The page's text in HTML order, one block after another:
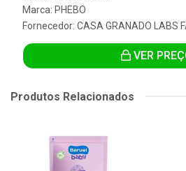
Marca: PHEBO
Fornecedor: CASA GRANADO LABS
VER
Produtos Relacionados